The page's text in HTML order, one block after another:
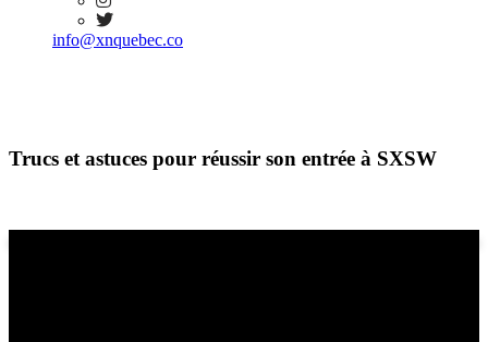
info@xnquebec.co
Trucs et astuces pour réussir son entrée à SXSW